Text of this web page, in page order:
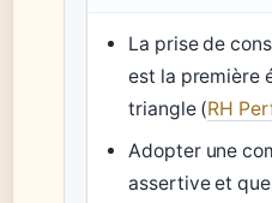
La prise de
est la première
triangle (RH
Adopter une
assertive et